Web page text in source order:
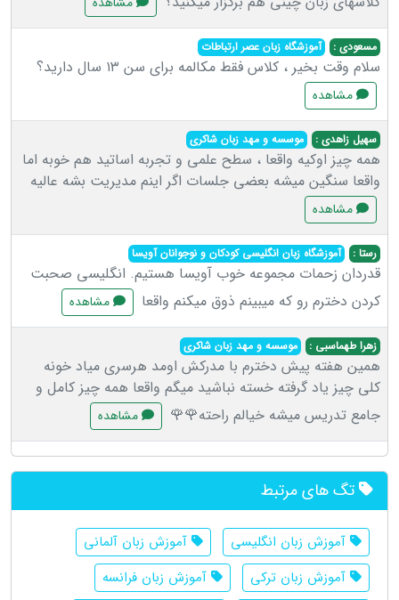
مسعودی : آموزشگاه زبان عصر ارتباطات
سلام وقت بخیر ، کلاس فقط مکالمه برای سن ۱۳ سال دارید؟
مشاهده
سهیل زاهدی : موسسه و مهد زبان شاکری
همه چیز اوکیه واقعا ، سطح علمی و تجربه اساتید هم خوبه اما
واقعا سنگین میشه بعضی جلسات اگر اینم مدیریت بشه عالیه
مشاهده
رستا : آموزشگاه زبان انگلیسی کودکان و نوجوانان آویسا
قدردان زحمات مجموعه خوب آویسا هستیم. انگلیسی صحبت
کردن دخترم رو که میبینم ذوق میکنم واقعا
مشاهده
زهرا طهماسبی : موسسه و مهد زبان شاکری
همین هفته پیش دخترم با مدرکش اومد هرسری میاد خونه
کلی چیز یاد گرفته خسته نباشید میگم واقعا همه چیز کامل و
جامع تدریس میشه خیالم راحته🌹🌹
مشاهده
تگ های مرتبط
آموزش زبان انگلیسی
آموزش زبان آلمانی
آموزش زبان ترکی
آموزش زبان فرانسه